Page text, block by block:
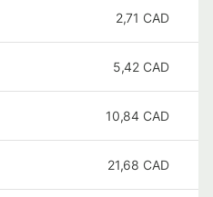
2,71 CAD
5,42 CAD
10,84 CAD
21,68 CAD